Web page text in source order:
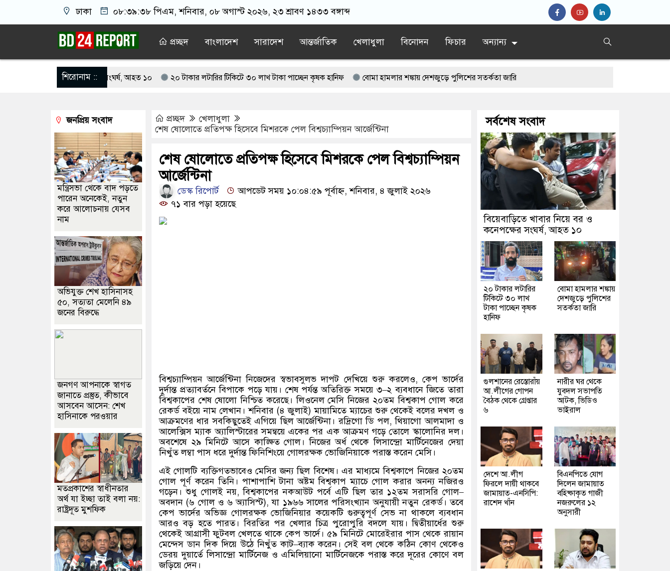
ঢাকা ০৮:৩৯:৩৯ পিএম, শনিবার, ০৮ অগাস্ট ২০২৬, ২৩ শ্রাবণ ১৪৩৩ বঙ্গাব্দ
প্রচ্ছদ বাংলাদেশ সারাদেশ আন্তর্জাতিক খেলাধুলা বিনোদন ফিচার অন্যান্য
শিরোনাম ::
নিয়ে বর ও কনেপক্ষের সংঘর্ষ, আহত ১০ ২০ টাকার লটারির টিকিটে ৩০ লাখ টাকা পাচ্ছেন কৃষক হানিফ বোমা হামলার শঙ্কায় দেশজুড়ে পুলিশের সতর্কতা জারি
থাকবে জামায়াত-এনসিপি: রাশেদ খাঁন বিএনপিতে যোগ দিলেন জামায়াত বহিষ্কাকৃত গাজী নজরুলের ১২ অনুসারী
থাকবে জামায়াত-এনসিপি: রাশেদ খাঁন
ন্যাটোভুক্ত দেশে হামলা চালাতে পারে রাশিয়া
প্রচ্ছদ
খেলাধুলা
শেষ ষোলোতে প্রতিপক্ষ হিসেবে মিশরকে পেল বিশ্বচ্যাম্পিয়ন আর্জেন্টিনা
শেষ ষোলোতে প্রতিপক্ষ হিসেবে মিশরকে পেল বিশ্বচ্যাম্পিয়ন
আর্জেন্টিনা
ডেস্ক রিপোর্ট
আপডেট সময় ১০:০৪:৫৯ পূর্বাহ্ন, শনিবার, ৪ জুলাই ২০২৬
৭১ বার পড়া হয়েছে
বিশ্বচ্যাম্পিয়ন আর্জেন্টিনা নিজেদের স্বভাবসুলভ দাপট দেখিয়ে শুরু করলেও, কেপ ভার্দের
দুর্দান্ত প্রত্যাবর্তনে বিপাকে পড়ে যায়। শেষ পর্যন্ত অতিরিক্ত সময়ে ৩–২ ব্যবধানে জিতে তারা
বিশ্বকাপের শেষ ষোলো নিশ্চিত করেছে। লিওনেল মেসি নিজের ২০তম বিশ্বকাপ গোল করে
রেকর্ড বইয়ে নাম লেখান। শনিবার (৪ জুলাই)মায়ামিতে ম্যাচের শুরু থেকেই বলের দখল ও
আক্রমণের ধার সবকিছুতেই এগিয়ে ছিল আর্জেন্টিনা। রদ্রিগো ডি পল,থিয়াগো আলমাদা ও
আলেক্সিস ম্যাক অ্যালিস্টারের সমন্বয়ে একের পর এক আক্রমণ গড়ে তোলে স্কালোনির দল।
অবশেষে ২৯ মিনিটে আসে কাঙ্ক্ষিত গোল। নিজের অর্ধ থেকে লিসান্দ্রো মার্টিনেজের দেয়া
নিখুঁত লম্বা পাস ধরে দুর্দান্ত ফিনিশিংয়ে গোলরক্ষক ভোজিনিয়াকে পরাস্ত করেন মেসি।
এই গোলটি ব্যক্তিগতভাবেও মেসির জন্য ছিল বিশেষ। এর মাধ্যমে বিশ্বকাপে নিজের ২০তম
গোল পূর্ণ করেন তিনি। পাশাপাশি টানা অষ্টম বিশ্বকাপ ম্যাচে গোল করার অনন্য নজিরও
গড়েন। শুধু গোলই নয়,বিশ্বকাপের নকআউট পর্বে এটি ছিল তার ১২তম সরাসরি গোল–
অবদান (৬ গোল ও ৬ অ্যাসিস্ট),যা ১৯৬৬ সালের পরিসংখ্যান অনুযায়ী নতুন রেকর্ড। তবে
কেপ ভার্দের অভিজ্ঞ গোলরক্ষক ভোজিনিয়ার কয়েকটি গুরুত্বপূর্ণ সেভ না থাকলে ব্যবধান
আরও বড় হতে পারত। বিরতির পর খেলার চিত্র পুরোপুরি বদলে যায়। দ্বিতীয়ার্ধের শুরু
থেকেই আগ্রাসী ফুটবল খেলতে থাকে কেপ ভার্দে। ৫৯ মিনিটে মোরেইরার পাস থেকে রায়ান
মেন্দেস ডান দিক দিয়ে উঠে নিখুঁত কাট–ব্যাক করেন। সেই বল থেকে কঠিন কোণ থেকেও
ডেরয় দুয়ার্তে লিসান্দ্রো মার্টিনেজ ও এমিলিয়ানো মার্টিনেজকে পরাস্ত করে দূরের কোণে বল
জড়িয়ে দেন।
জনপ্রিয় সংবাদ
মন্ত্রিসভা থেকে বাদ পড়তে
পারেন অনেকেই, নতুন
করে আলোচনায় যেসব
নাম
অভিযুক্ত শেখ হাসিনাসহ
৫০, সত্যতা মেলেনি ৪৯
জনের বিরুদ্ধে
জনগণ আপনাকে স্বাগত
জানাতে প্রস্তুত, কীভাবে
আসবেন আসেন: শেখ
হাসিনাকে পরওয়ার
মতপ্রকাশের স্বাধীনতার
অর্থ যা ইচ্ছা তাই বলা নয়:
রাষ্ট্রদূত মুশফিক
সর্বশেষ সংবাদ
বিয়েবাড়িতে খাবার নিয়ে বর ও
কনেপক্ষের সংঘর্ষ, আহত ১০
২০ টাকার লটারির
টিকিটে ৩০ লাখ
টাকা পাচ্ছেন কৃষক
হানিফ
বোমা হামলার শঙ্কায়
দেশজুড়ে পুলিশের
সতর্কতা জারি
গুলশানের রেস্তোরাঁয়
আ.লীগের গোপন
বৈঠক থেকে গ্রেপ্তার
৬
নারীর ঘর থেকে
যুবদল সভাপতি
আটক, ভিডিও
ভাইরাল
দেশে আ.লীগ
ফিরলে দায়ী থাকবে
জামায়াত-এনসিপি:
রাশেদ খাঁন
বিএনপিতে যোগ
দিলেন জামায়াত
বহিষ্কাকৃত গাজী
নজরুলের ১২
অনুসারী